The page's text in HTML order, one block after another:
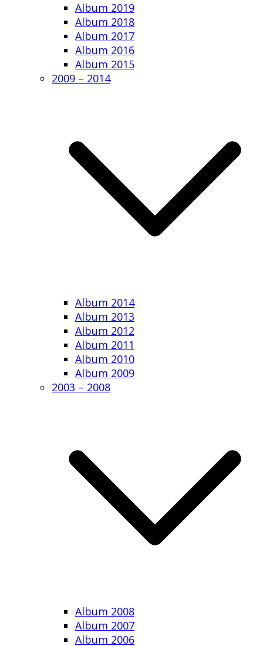
Album 2019
Album 2018
Album 2017
Album 2016
Album 2015
2009 – 2014
Album 2014
Album 2013
Album 2012
Album 2011
Album 2010
Album 2009
2003 – 2008
Album 2008
Album 2007
Album 2006